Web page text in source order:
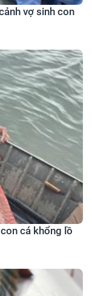
vợ sinh con
cá khổng lồ